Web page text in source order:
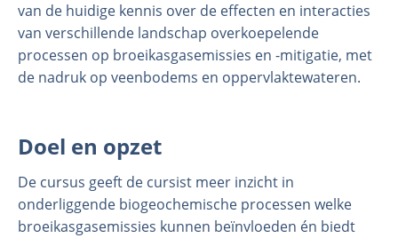
van de huidige kennis over de effecten en interacties
van verschillende landschap overkoepelende
processen op broeikasgasemissies en -mitigatie, met
de nadruk op veenbodems en oppervlaktewateren.
Doel en opzet
De cursus geeft de cursist meer inzicht in
onderliggende biogeochemische processen welke
broeikasgasemissies kunnen beïnvloeden én biedt